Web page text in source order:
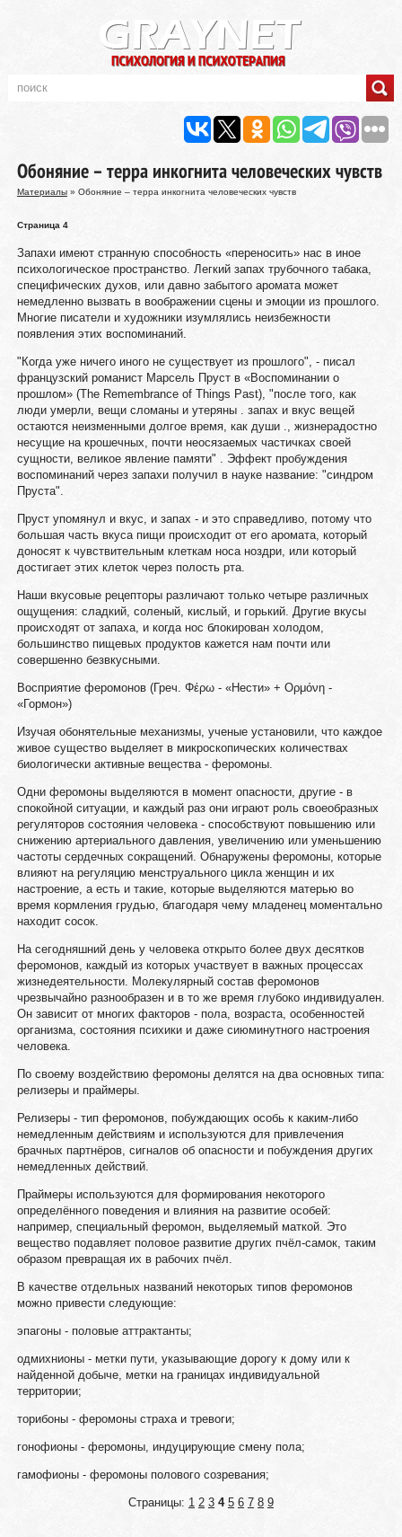
Обоняние – терра инкогнита человеческих чувств
Материалы» Обоняние – терра инкогнита человеческих чувств
Страница 4
Запахи имеют странную способность «переносить» нас в иное
психологическое пространство. Легкий запах трубочного табака,
специфических духов, или давно забытого аромата может
немедленно вызвать в воображении сцены и эмоции из прошлого.
Многие писатели и художники изумлялись неизбежности
появления этих воспоминаний.
"Когда уже ничего иного не существует из прошлого", - писал
французский романист Марсель Пруст в «Воспоминании о
прошлом» (The Remembrance of Things Past), "после того, как
люди умерли, вещи сломаны и утеряны . запах и вкус вещей
остаются неизменными долгое время, как души ., жизнерадостно
несущие на крошечных, почти неосязаемых частичках своей
сущности, великое явление памяти" . Эффект пробуждения
воспоминаний через запахи получил в науке название: "синдром
Пруста".
Пруст упомянул и вкус, и запах - и это справедливо, потому что
большая часть вкуса пищи происходит от его аромата, который
доносят к чувствительным клеткам носа ноздри, или который
достигает этих клеток через полость рта.
Наши вкусовые рецепторы различают только четыре различных
ощущения: сладкий, соленый, кислый, и горький. Другие вкусы
происходят от запаха, и когда нос блокирован холодом,
большинство пищевых продуктов кажется нам почти или
совершенно безвкусными.
Восприятие феромонов (Греч. Φέρω - «Нести» + Ορμόνη -
«Гормон»)
Изучая обонятельные механизмы, ученые установили, что каждое
живое существо выделяет в микроскопических количествах
биологически активные вещества - феромоны.
Одни феромоны выделяются в момент опасности, другие - в
спокойной ситуации, и каждый раз они играют роль своеобразных
регуляторов состояния человека - способствуют повышению или
снижению артериального давления, увеличению или уменьшению
частоты сердечных сокращений. Обнаружены феромоны, которые
влияют на регуляцию менструального цикла женщин и их
настроение, а есть и такие, которые выделяются матерью во
время кормления грудью, благодаря чему младенец моментально
находит сосок.
На сегодняшний день у человека открыто более двух десятков
феромонов, каждый из которых участвует в важных процессах
жизнедеятельности. Молекулярный состав феромонов
чрезвычайно разнообразен и в то же время глубоко индивидуален.
Он зависит от многих факторов - пола, возраста, особенностей
организма, состояния психики и даже сиюминутного настроения
человека.
По своему воздействию феромоны делятся на два основных типа:
релизеры и праймеры.
Релизеры - тип феромонов, побуждающих особь к каким-либо
немедленным действиям и используются для привлечения
брачных партнёров, сигналов об опасности и побуждения других
немедленных действий.
Праймеры используются для формирования некоторого
определённого поведения и влияния на развитие особей:
например, специальный феромон, выделяемый маткой. Это
вещество подавляет половое развитие других пчёл-самок, таким
образом превращая их в рабочих пчёл.
В качестве отдельных названий некоторых типов феромонов
можно привести следующие:
эпагоны - половые аттрактанты;
одмихнионы - метки пути, указывающие дорогу к дому или к
найденной добыче, метки на границах индивидуальной
территории;
торибоны - феромоны страха и тревоги;
гонофионы - феромоны, индуцирующие смену пола;
гамофионы - феромоны полового созревания;
Страницы: 1 2 3 4 5 6 7 8 9